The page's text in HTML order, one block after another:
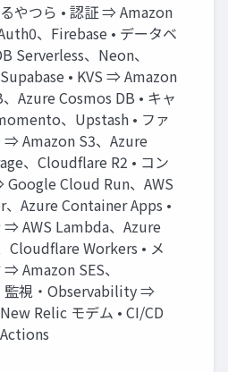
やつら • 認証 ⇒ Amazon
、Firebase • データベ
Serverless、Neon、
• KVS ⇒ Amazon
Azure Cosmos DB • キャ
、Upstash • ファ
⇒ Amazon S3、Azure
、Cloudflare R2 • コン
Cloud Run、AWS
、Azure Container Apps •
⇒ AWS Lambda、Azure
Cloudflare Workers • メ
Amazon SES、
監視・Observability ⇒
Relic モデム • CI/CD